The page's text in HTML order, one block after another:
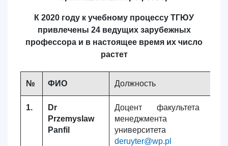
К 2020 году к учебному процессу ТГЮУ
привлечены 24 ведущих зарубежных
профессора и в настоящее время их число
растет
№ ФИО Должность
1.
Dr
Przemyslaw
Panfil
Доцент факультета
менеджмента
университета
deruyter@wp.pl